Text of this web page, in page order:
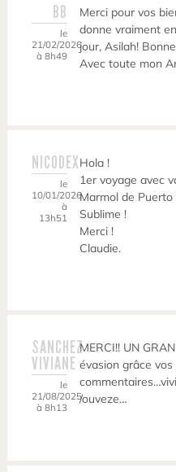
BB
le
21/02/2026
à 8h49
Merci pour vos
donne vraiment
jour, Asilah!
Avec toute mon
NICODEX
le
10/01/2026
à
13h51
Hola !
1er voyage avec
Marmol de Puerto
Sublime !
Merci !
Claudie.
SANCHEZ
VIVIANE
le
21/08/2025
à 8h13
MERCI!! UN
évasion grâce vos
/ouveze…